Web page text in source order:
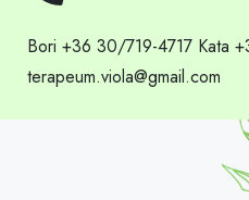
Bori +36 30/719-4717 Kata
terapeum.viola@gmail.com